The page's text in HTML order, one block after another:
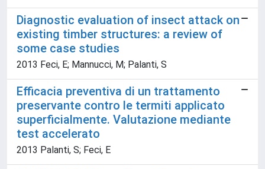
Diagnostic evaluation of insect attack on
existing timber structures: a review of
some case studies
2013 Feci, E; Mannucci, M; Palanti, S
Efficacia preventiva di un trattamento
preservante contro le termiti applicato
superficialmente. Valutazione mediante
test accelerato
2013 Palanti, S; Feci, E